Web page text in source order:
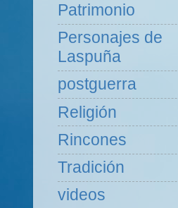
Patrimonio
Personajes de
Laspuña
postguerra
Religión
Rincones
Tradición
videos